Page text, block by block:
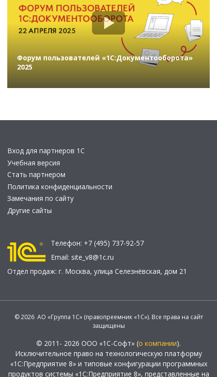
Форум пользователей «1С:Документооборота»
2025
Вход для партнеров 1С
Учебная версия
Стать партнером
Политика конфиденциальности
Замечания по сайту
Другие сайты
Телефон: +7 (495) 737-92-57
Email: site_v8@1c.ru
Отдел продаж: г. Москва, улица Селезнёвская, дом 21
© 2026 АО «Группа 1С» (правопреемник «1С»). Все права на сайт
защищены
© 2011- 2026 ООО «1С-Софт» (о компании).
Исключительное право на технологическую платформу
«1С:Предприятие 8» и типовые конфигурации программных
продуктов системы «1С:Предприятие 8», представленные на